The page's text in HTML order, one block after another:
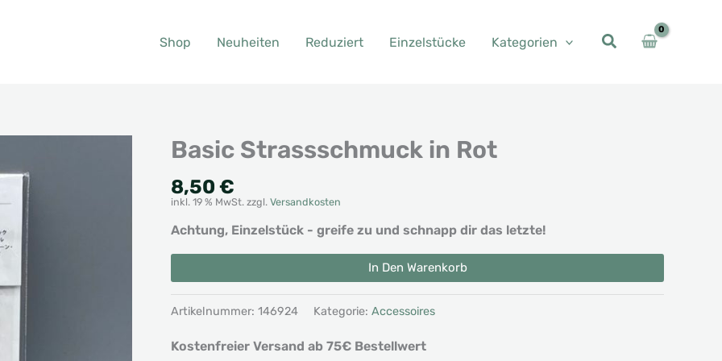
Shop Neuheiten Reduziert Einzelstücke Kategorien
Basic Strassschmuck in Rot
8,50 €
inkl. 19 % MwSt. zzgl. Versandkosten
Achtung, Einzelstück - greife zu und schnapp dir das letzte!
Basic
in
Rot
Menge
In Den Warenkorb
Alternative:
Artikelnummer: 146924 Kategorie: Accessoires
Kostenfreier Versand ab 75€ Bestellwert